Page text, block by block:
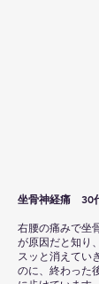
坐骨神経痛 30
右腰の痛みで坐
が原因だと知り
スッと消えてい
のに、終わった